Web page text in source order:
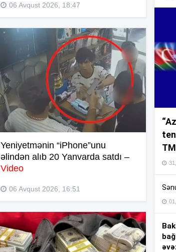
06 Avqust 2026, 18:47
Yeniyetmənin “iPhone”unu
əlindən alıb 20 Yanvarda satdı –
Video
06 Avqust 2026, 16:51